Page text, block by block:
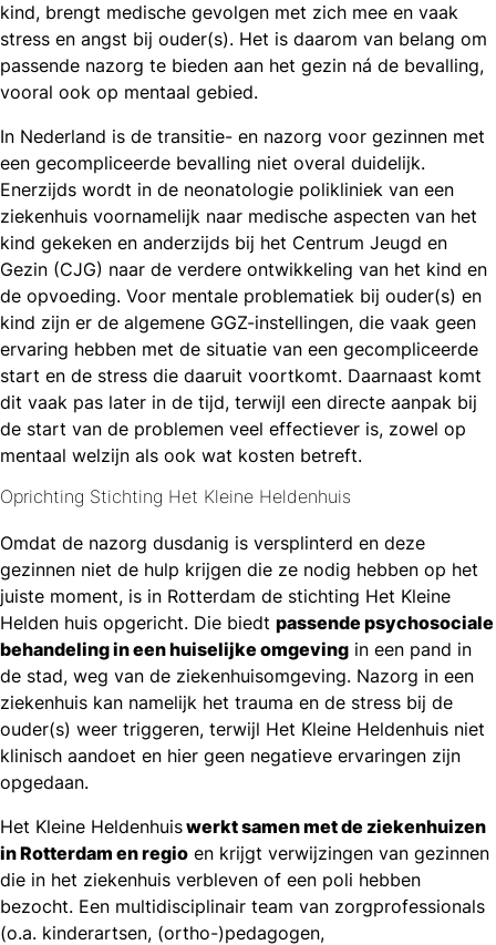
kind, brengt medische gevolgen met zich mee en vaak
stress en angst bij ouder(s). Het is daarom van belang om
passende nazorg te bieden aan het gezin ná de bevalling,
vooral ook op mentaal gebied.
In Nederland is de transitie- en nazorg voor gezinnen met
een gecompliceerde bevalling niet overal duidelijk.
Enerzijds wordt in de neonatologie polikliniek van een
ziekenhuis voornamelijk naar medische aspecten van het
kind gekeken en anderzijds bij het Centrum Jeugd en
Gezin (CJG) naar de verdere ontwikkeling van het kind en
de opvoeding. Voor mentale problematiek bij ouder(s) en
kind zijn er de algemene GGZ-instellingen, die vaak geen
ervaring hebben met de situatie van een gecompliceerde
start en de stress die daaruit voortkomt. Daarnaast komt
dit vaak pas later in de tijd, terwijl een directe aanpak bij
de start van de problemen veel effectiever is, zowel op
mentaal welzijn als ook wat kosten betreft.
Oprichting Stichting Het Kleine Heldenhuis
Omdat de nazorg dusdanig is versplinterd en deze
gezinnen niet de hulp krijgen die ze nodig hebben op het
juiste moment, is in Rotterdam de stichting Het Kleine
Helden huis opgericht. Die biedt passende psychosociale
behandeling in een huiselijke omgeving in een pand in
de stad, weg van de ziekenhuisomgeving. Nazorg in een
ziekenhuis kan namelijk het trauma en de stress bij de
ouder(s) weer triggeren, terwijl Het Kleine Heldenhuis niet
klinisch aandoet en hier geen negatieve ervaringen zijn
opgedaan.
Het Kleine Heldenhuiswerkt samen met de ziekenhuizen
in Rotterdam en regio en krijgt verwijzingen van gezinnen
die in het ziekenhuis verbleven of een poli hebben
bezocht. Een multidisciplinair team van zorgprofessionals
(o.a. kinderartsen, (ortho-)pedagogen,